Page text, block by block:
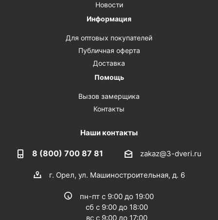
Новости
Информация
Для оптовых покупателей
Публичная оферта
Доставка
Помощь
Вызов замерщика
Контакты
Наши контакты
8 (800) 700 87 81 zakaz@3-dveri.ru
г. Орел, ул. Машиностроительная, д. 6
пн-пт с 9:00 до 19:00
сб с 9:00 до 18:00
вс с 9:00 до 17:00